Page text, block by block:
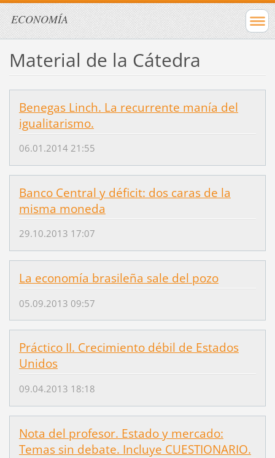
ECONOMÍA
Material de la Cátedra
Benegas Linch. La recurrente manía del
igualitarismo.
06.01.2014 21:55
Banco Central y déficit: dos caras de la
misma moneda
29.10.2013 17:07
La economía brasileña sale del pozo
05.09.2013 09:57
Práctico II. Crecimiento débil de Estados
Unidos
09.04.2013 18:18
Nota del profesor. Estado y mercado:
Temas sin debate. Incluye CUESTIONARIO.